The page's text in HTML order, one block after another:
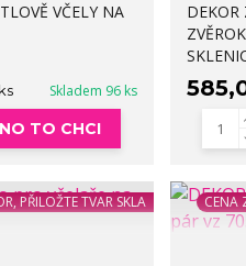
VČELY NA
Skladem 96 ks
TO CHCI
PŘILOŽTE TVAR SKLA CENA